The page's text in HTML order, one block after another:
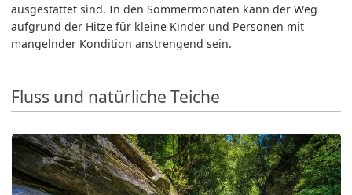
ausgestattet sind. In den Sommermonaten kann der Weg
aufgrund der Hitze für kleine Kinder und Personen mit
mangelnder Kondition anstrengend sein.
Fluss und natürliche Teiche